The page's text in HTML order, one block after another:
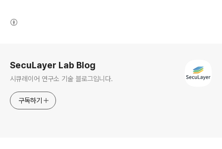
SecuLayer Lab Blog
시큐레이어 연구소 기술 블로그입니다.
구독하기